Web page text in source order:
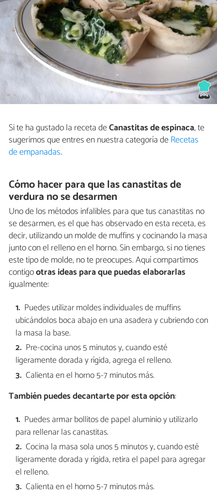
Si te ha gustado la receta deCanastitas de espinaca, te
sugerimos que entres en nuestra categoría deRecetas
de empanadas.
Cómo hacer para que las canastitas de
verdura no se desarmen
Uno de los métodos infalibles para que tus canastitas no
se desarmen, es el que has observado en esta receta, es
decir, utilizando un molde de muffins y cocinando la masa
junto con el relleno en el horno. Sin embargo, si no tienes
este tipo de molde, no te preocupes. Aquí compartimos
contigootras ideas para que puedas elaborarlas
igualmente:
Puedes utilizar moldes individuales de muffins
ubicándolos boca abajo en una asadera y cubriendo con
la masa la base.
Pre-cocina unos 5 minutos y, cuando esté
ligeramente dorada y rígida, agrega el relleno.
Calienta en el horno 5-7 minutos más.
También puedes decantarte por esta opción:
Puedes armar bollitos de papel aluminio y utilizarlo
para rellenar las canastitas.
Cocina la masa sola unos 5 minutos y, cuando esté
ligeramente dorada y rígida, retira el papel para agregar
el relleno.
Calienta en el horno 5-7 minutos más.